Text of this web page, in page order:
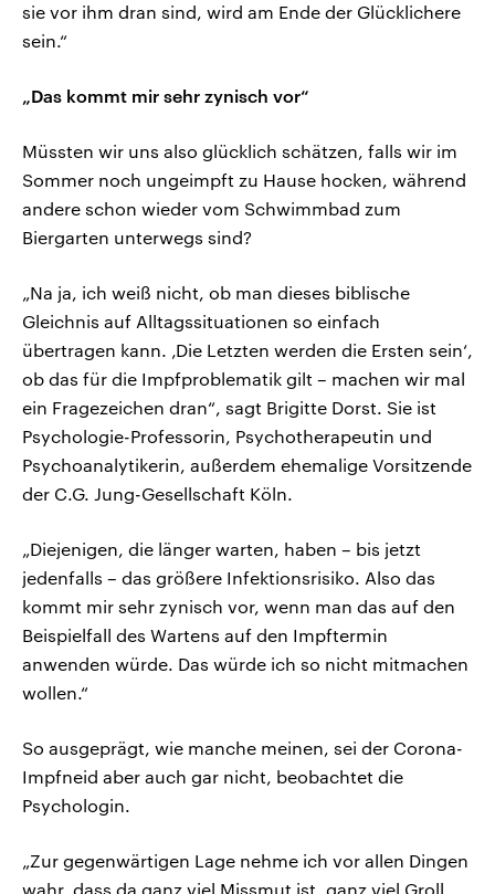
sie vor ihm dran sind, wird am Ende der Glücklichere
sein.“
„Das kommt mir sehr zynisch vor“
Müssten wir uns also glücklich schätzen, falls wir im
Sommer noch ungeimpft zu Hause hocken, während
andere schon wieder vom Schwimmbad zum
Biergarten unterwegs sind?
„Na ja, ich weiß nicht, ob man dieses biblische
Gleichnis auf Alltagssituationen so einfach
übertragen kann. ‚Die Letzten werden die Ersten sein‘,
ob das für die Impfproblematik gilt – machen wir mal
ein Fragezeichen dran“, sagt Brigitte Dorst. Sie ist
Psychologie-Professorin, Psychotherapeutin und
Psychoanalytikerin, außerdem ehemalige Vorsitzende
der C.G. Jung-Gesellschaft Köln.
„Diejenigen, die länger warten, haben – bis jetzt
jedenfalls – das größere Infektionsrisiko. Also das
kommt mir sehr zynisch vor, wenn man das auf den
Beispielfall des Wartens auf den Impftermin
anwenden würde. Das würde ich so nicht mitmachen
wollen.“
So ausgeprägt, wie manche meinen, sei der Corona-
Impfneid aber auch gar nicht, beobachtet die
Psychologin.
„Zur gegenwärtigen Lage nehme ich vor allen Dingen
wahr, dass da ganz viel Missmut ist, ganz viel Groll,